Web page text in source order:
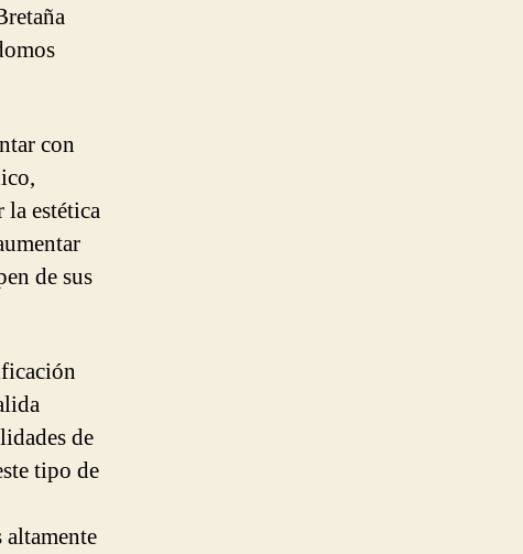
con
estética
de sus
de
tipo de